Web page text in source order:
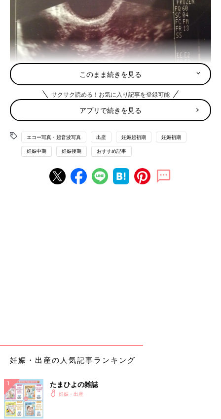
基礎体温が下がらず高温期が続き、生理が遅れて１週間以上。
「もしかしたら…」と思い始めました。ちょうど週末で
休みだったので、週明けに産婦人科に行こうかと思っていたら、
茶褐色の出血。生理と言うより、「赤ちゃんに何かあったので
妊娠発覚時は、その時の休日当番医にかかりましたが、以前から
このまま続きを見る
サクサク読める！お気に入り記事を登録可能
アプリで続きを見る
エコー写真・超音波写真 出産 妊娠超初期 妊娠初期
妊娠中期 妊娠後期 おすすめ記事
妊娠・出産の人気記事ランキング
たまひよの雑誌
妊娠・出産